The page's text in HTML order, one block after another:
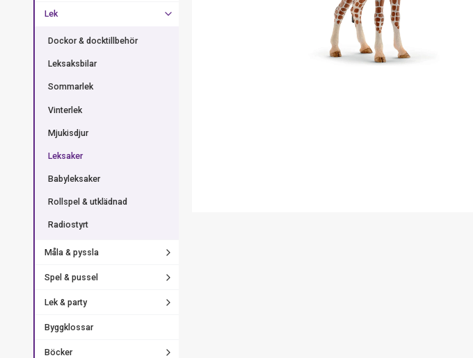
Lek
Dockor & docktillbehör
Leksaksbilar
Sommarlek
Vinterlek
Mjukisdjur
Leksaker
Babyleksaker
Rollspel & utklädnad
Radiostyrt
Måla & pyssla
Spel & pussel
Lek & party
Byggklossar
Böcker